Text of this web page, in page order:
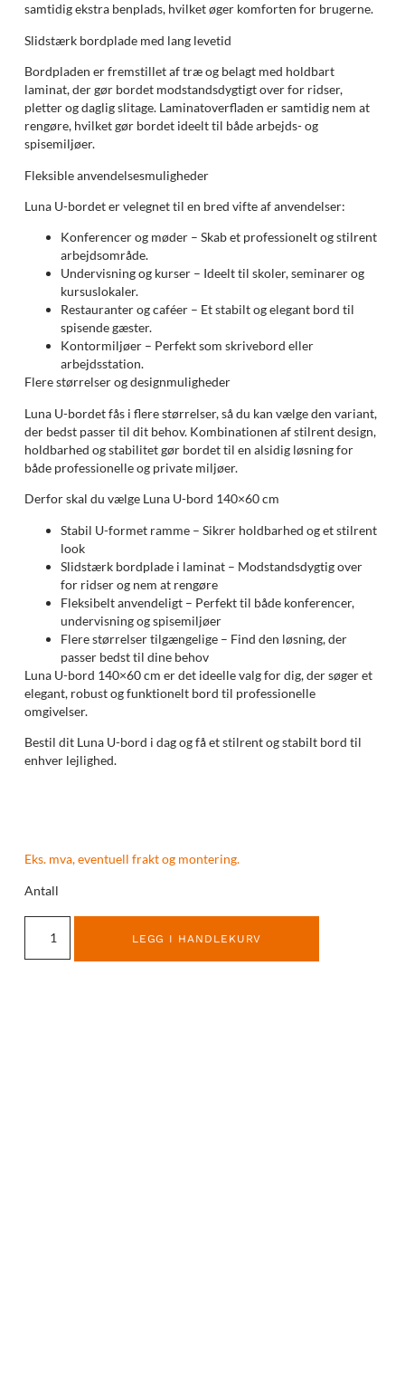
samtidig ekstra benplads, hvilket øger komforten for brugerne.
Slidstærk bordplade med lang levetid
Bordpladen er fremstillet af træ og belagt med holdbart
laminat, der gør bordet modstandsdygtigt over for ridser,
pletter og daglig slitage. Laminatoverfladen er samtidig nem at
rengøre, hvilket gør bordet ideelt til både arbejds- og
spisemiljøer.
Fleksible anvendelsesmuligheder
Luna U-bordet er velegnet til en bred vifte af anvendelser:
Konferencer og møder – Skab et professionelt og stilrent
arbejdsområde.
Undervisning og kurser – Ideelt til skoler, seminarer og
kursuslokaler.
Restauranter og caféer – Et stabilt og elegant bord til
spisende gæster.
Kontormiljøer – Perfekt som skrivebord eller
arbejdsstation.
Flere størrelser og designmuligheder
Luna U-bordet fås i flere størrelser, så du kan vælge den variant,
der bedst passer til dit behov. Kombinationen af stilrent design,
holdbarhed og stabilitet gør bordet til en alsidig løsning for
både professionelle og private miljøer.
Derfor skal du vælge Luna U-bord 140×60 cm
Stabil U-formet ramme – Sikrer holdbarhed og et stilrent
look
Slidstærk bordplade i laminat – Modstandsdygtig over
for ridser og nem at rengøre
Fleksibelt anvendeligt – Perfekt til både konferencer,
undervisning og spisemiljøer
Flere størrelser tilgængelige – Find den løsning, der
passer bedst til dine behov
Luna U-bord 140×60 cm er det ideelle valg for dig, der søger et
elegant, robust og funktionelt bord til professionelle
omgivelser.
Bestil dit Luna U-bord i dag og få et stilrent og stabilt bord til
enhver lejlighed.
Eks. mva, eventuell frakt og montering.
Antall
LEGG I HANDLEKURV